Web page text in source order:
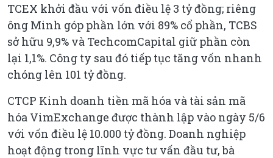
TCEX khởi đầu với vốn điều lệ 3 tỷ đồng; riêng
ông Minh góp phần lớn với 89% cổ phần, TCBS
sở hữu 9,9% và TechcomCapital giữ phần còn
lại 1,1%. Công ty sau đó tiếp tục tăng vốn nhanh
chóng lên 101 tỷ đồng.
CTCP Kinh doanh tiền mã hóa và tài sản mã
hóa VimExchange được thành lập vào ngày 5/6
với vốn điều lệ 10.000 tỷ đồng. Doanh nghiệp
hoạt động trong lĩnh vực tư vấn đầu tư, bà